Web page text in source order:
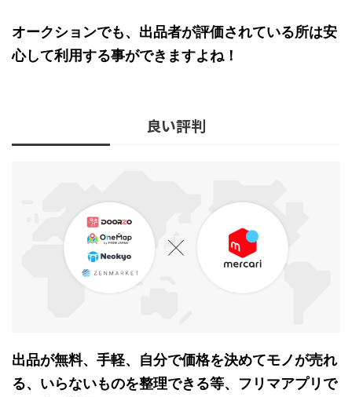
オークションでも、出品者が評価されている所は安
心して利用する事ができますよね！
良い評判
出品が無料、手軽、自分で価格を決めてモノが売れ
る、いらないものを整理できる等、フリマアプリで